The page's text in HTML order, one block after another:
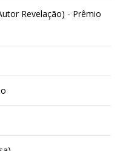
Revelação) - Prêmio